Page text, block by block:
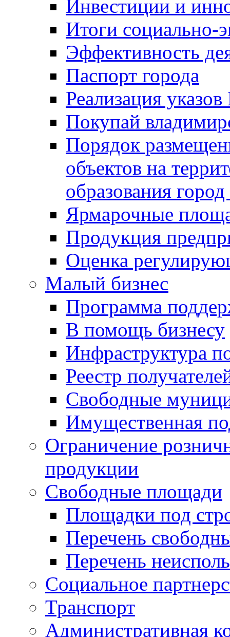
Инвестиции и
Итоги социально-
Эффективность
Паспорт города
Реализация
Покупай
Порядок
объектов на
образования
Ярмарочные
Продукция
Оценка
Малый бизнес
Программа
В помощь бизнесу
Инфраструктура
Реестр
Свободные
Имущественная
Ограничение
продукции
Свободные площади
Площадки под
Перечень
Перечень
Социальное
Транспорт
Административная